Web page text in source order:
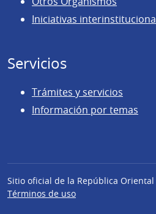
Iniciativas
Servicios
Trámites y servicios
Información por temas
Sitio oficial de la República
Términos de uso